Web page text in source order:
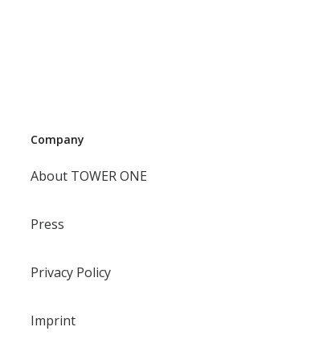
Company
About TOWER ONE
Press
Privacy Policy
Imprint